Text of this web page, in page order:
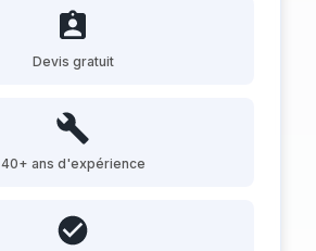
Devis gratuit
40+ ans d'expérience